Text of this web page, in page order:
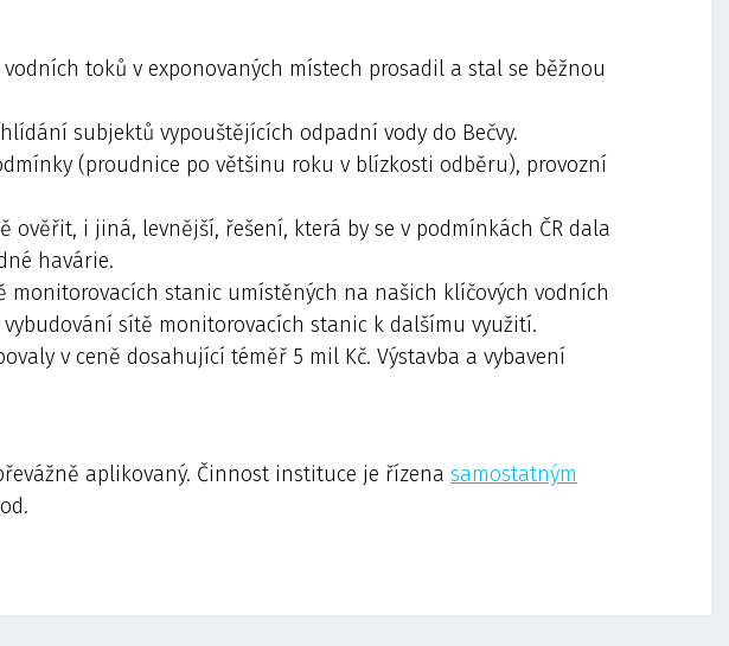
toků v exponovaných místech prosadil a stal se běžnou
subjektů vypouštějících odpadní vody do Bečvy.
(proudnice po většinu roku v blízkosti odběru), provozní
i jiná, levnější, řešení, která by se v podmínkách ČR dala
havárie.
stanic umístěných na našich klíčových vodních
sítě monitorovacích stanic k dalšímu využití.
v ceně dosahující téměř 5 mil Kč. Výstavba a vybavení
aplikovaný. Činnost instituce je řízena samostatným